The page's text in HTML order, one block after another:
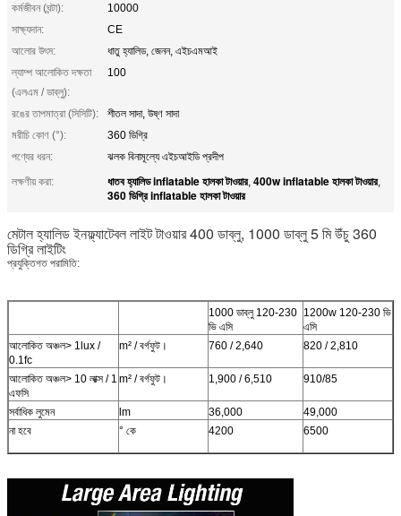
কর্মজীবন (ঘন্টা):
10000
সাক্ষ্যদান:
CE
আলোর উৎস:
ধাতু হ্যালিড, জেনন, এইচএমআই
ল্যাম্প আলোকিত দক্ষতা
(এলএম / ডাব্লু):
100
রঙের তাপমাত্রা (সিসিটি):
শীতল সাদা, উষ্ণ সাদা
মরীচি কোণ (°):
360 ডিগ্রি
পণ্যের ধরন:
ঝলক বিনামূল্যে এইচআইডি প্রদীপ
লক্ষণীয় করা:
ধাতব হ্যালিড inflatable হালকা টাওয়ার, 400w inflatable হালকা টাওয়ার,
360 ডিগ্রি inflatable হালকা টাওয়ার
মেটাল হ্যালিড ইনফ্ল্যাটেবল লাইট টাওয়ার 400 ডাব্লু, 1000 ডাব্লু 5 মি উঁচু 360
ডিগ্রি লাইটিং
প্রযুক্তিগত পরামিতি:
1000 ডাব্লু 120-230
ভি এসি
1200w 120-230 ভি
এসি
আলোকিত অঞ্চল> 1lux /
0.1fc
m² / বর্গফুট। 760 / 2,640 820 / 2,810
আলোকিত অঞ্চল> 10 লাক্স / 1
এফসি
m² / বর্গফুট। 1,900 / 6,510 910/85
সর্বাধিক লুমেন lm 36,000
49,000
না হবে
° কে 4200 6500